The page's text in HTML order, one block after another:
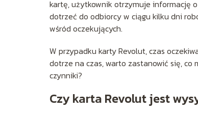
kartę, użytkownik otrzymuje informację
dotrzeć do odbiorcy w ciągu kilku dni
wśród oczekujących.
W przypadku karty Revolut, czas
dotrze na czas, warto zastanowić się,
czynniki?
Czy karta Revolut jest